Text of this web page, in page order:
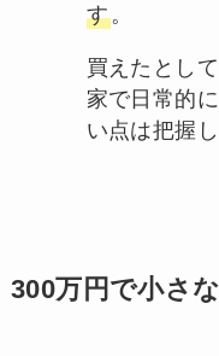
す。
買えたとし
家で日常的
い点は把握
300万円で小さ